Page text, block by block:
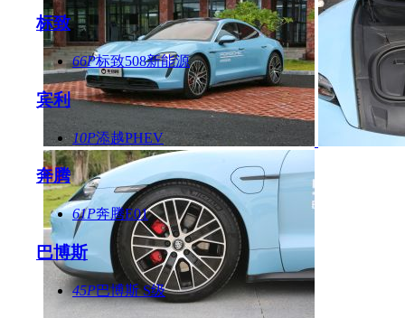
标致
66P标致508新能源
宾利
10P添越PHEV
奔腾
61P奔腾E01
巴博斯
45P巴博斯 S级